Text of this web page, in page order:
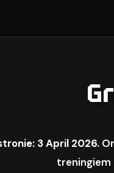
3 April 2026.
treningiem